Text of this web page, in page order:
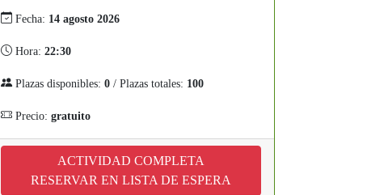
Fecha: 14 agosto 2026
Hora: 22:30
Plazas disponibles: 0 / Plazas totales: 100
Precio: gratuito
ACTIVIDAD COMPLETA
RESERVAR EN LISTA DE ESPERA